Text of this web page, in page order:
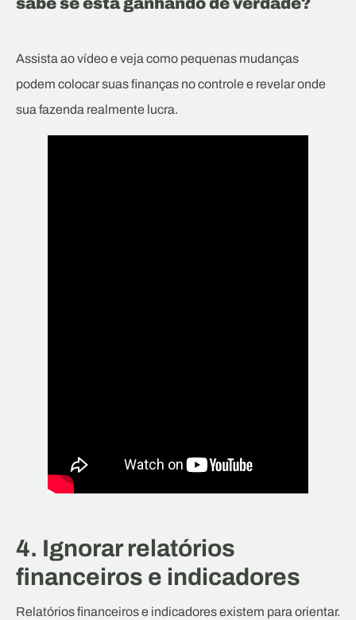
Assista ao vídeo e veja como pequenas mudanças
podem colocar suas finanças no controle e revelar onde
sua fazenda realmente lucra.
4. Ignorar relatórios
financeiros e indicadores
Relatórios financeiros e indicadores existem para orientar.